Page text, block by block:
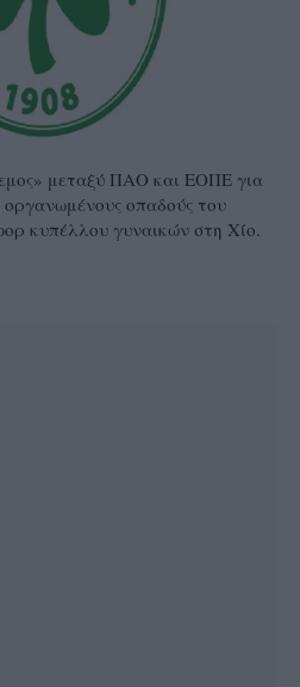
μεταξύ ΠΑΟ και ΕΟΠΕ για
οργανωμένους οπαδούς του
κυπέλλου γυναικών στη Χίο.